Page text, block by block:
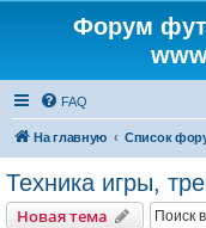
Форум
FAQ
На главную Список
Техника игры,
Новая тема